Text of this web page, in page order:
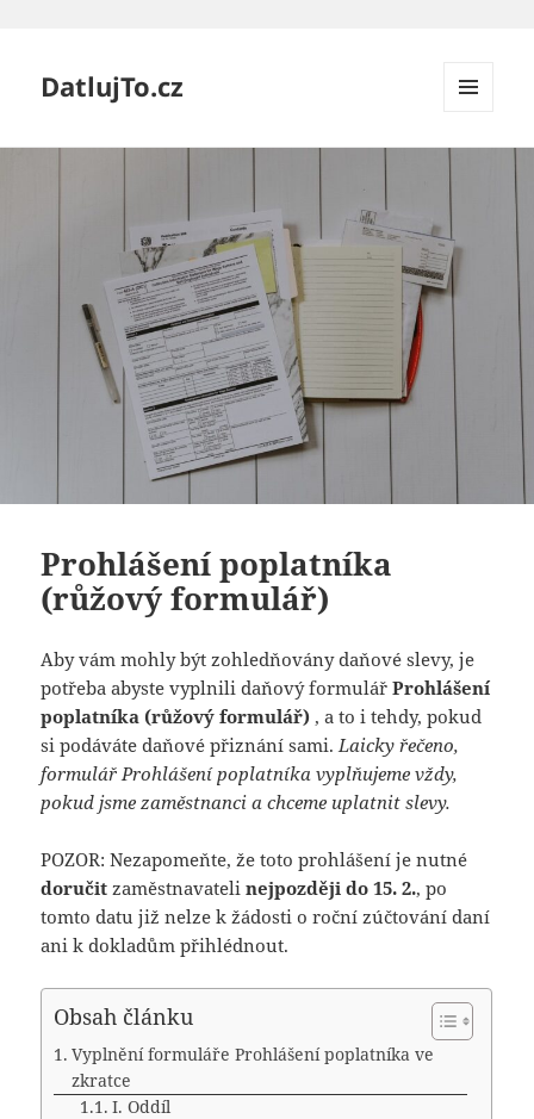
DatlujTo.cz
Prohlášení poplatníka
(růžový formulář)
Aby vám mohly být zohledňovány daňové slevy, je
potřeba abyste vyplnili daňový formulářProhlášení
poplatníka (růžový formulář) , a to i tehdy, pokud
si podáváte daňové přiznání sami. Laicky řečeno,
formulář Prohlášení poplatníka vyplňujeme vždy,
pokud jsme zaměstnanci a chceme uplatnit slevy.
POZOR: Nezapomeňte, že toto prohlášení je nutné
doručit zaměstnavatelinejpozději do 15. 2., po
tomto datu již nelze k žádosti o roční zúčtování daní
ani k dokladům přihlédnout.
Obsah článku
Vyplnění formuláře Prohlášení poplatníka ve
zkratce
I. Oddíl